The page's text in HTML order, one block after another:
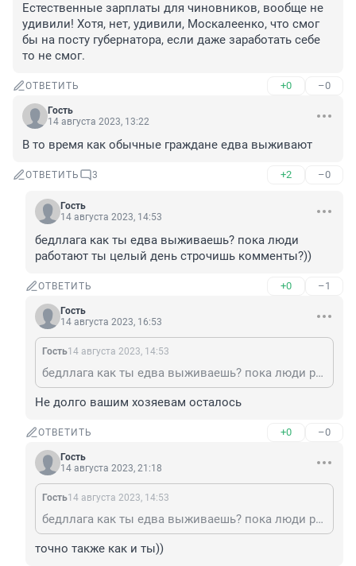
Естественные зарплаты для чиновников, вообще не
удивили! Хотя, нет, удивили, Москалеенко, что смог
бы на посту губернатора, если даже заработать себе
то не смог.
ОТВЕТИТЬ +0 –0
Гость
14 августа 2023, 13:22
В то время как обычные граждане едва выживают
ОТВЕТИТЬ 3 +2 –0
Гость
14 августа 2023, 14:53
бедллага как ты едва выживаешь? пока люди
работают ты целый день строчишь комменты?))
ОТВЕТИТЬ +0 –1
Гость
14 августа 2023, 16:53
Гость14 августа 2023, 14:53
бедллага как ты едва выживаешь? пока люди работают ты целый день строчишь комменты?))
Не долго вашим хозяевам осталось
ОТВЕТИТЬ +0 –0
Гость
14 августа 2023, 21:18
Гость14 августа 2023, 14:53
бедллага как ты едва выживаешь? пока люди работают ты целый день строчишь комменты?))
точно также как и ты))